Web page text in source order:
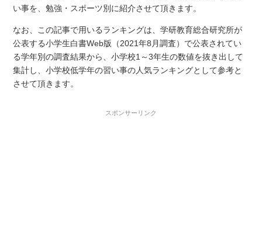
い事を、勉強・スポーツ別に紹介させて頂きます。
なお、この記事で用いるランキングは、学研教育総合研究所が
公表する小学生白書Web版（2021年8月調査）で公表されてい
る学年別の調査結果から、小学校1～3年生の数値を抜き出して
集計し、小学校低学年の習い事の人気ランキングとして参考と
させて頂きます。
スポンサーリンク